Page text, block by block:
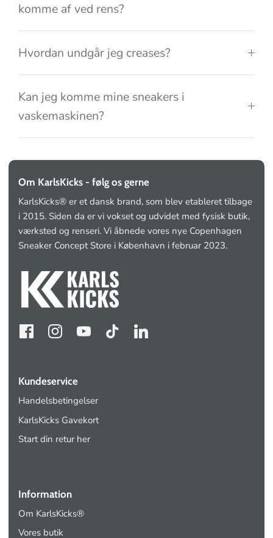
komme af ved rens?
Hvordan undgår jeg creases?
Kan jeg komme mine sneakers i
vaskemaskinen?
Om KarlsKicks - følg os gerne
KarlsKicks® er et dansk brand, som blev etableret tilbage
i 2015. Siden da er vi vokset og udvidet med fysisk butik,
værksted og renseri. Vi åbnede vores nye Copenhagen
Sneaker Concept Store i København i februar 2023.
Kundeservice
Handelsbetingelser
KarlsKicks Gavekort
Start din retur her
Information
Om KarlsKicks®
Vores butik